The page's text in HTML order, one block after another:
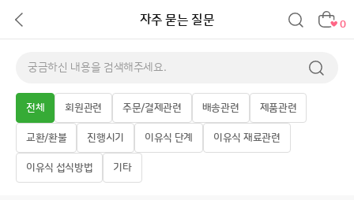
자주 묻는 질문 0
전체 회원관련 주문/결제관련 배송관련 제품관련
교환/환불 진행시기 이유식 단계 이유식 재료관련
이유식 섭식방법 기타